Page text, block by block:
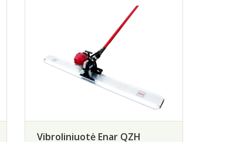
Vibroliniuotė Enar QZH